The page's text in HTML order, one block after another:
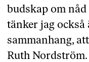
budskap om
tänker jag
sammanhang,
Ruth Nordström.